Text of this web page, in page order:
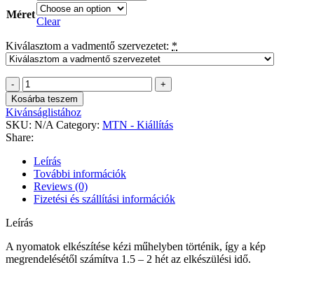
Méret
Clear
Kiválasztom a vadmentő szervezetet: *
Hepai
Imre
-
Vonalkód
quantity
Kosárba teszem
Kivánságlistához
SKU: N/A Category: MTN - Kiállítás
Share:
Leírás
További információk
Reviews (0)
Fizetési és szállítási információk
Leírás
A nyomatok elkészítése kézi műhelyben történik, így a kép
megrendelésétől számítva 1.5 – 2 hét az elkészülési idő.